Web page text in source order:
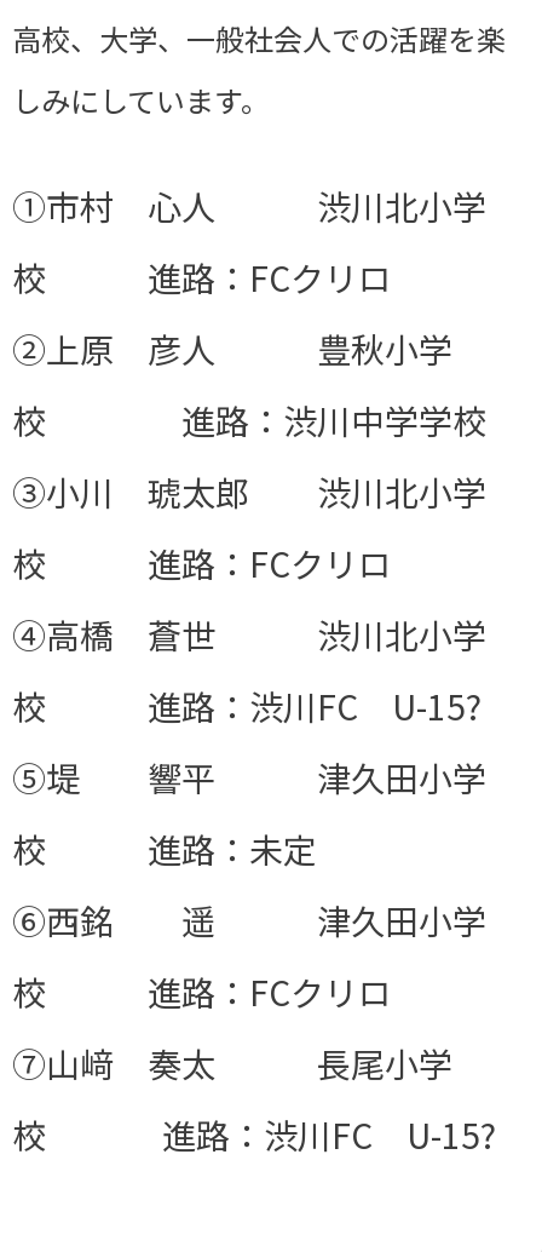
高校、大学、一般社会人での活躍を楽
しみにしています。
①市村 心人 渋川北小学
校 進路：FCクリロ
②上原 彦人 豊秋小学
校 進路：渋川中学学校
③小川 琥太郎 渋川北小学
校 進路：FCクリロ
④高橋 蒼世 渋川北小学
校 進路：渋川FC U-15?
⑤堤 響平 津久田小学
校 進路：未定
⑥西銘 遥 津久田小学
校 進路：FCクリロ
⑦山﨑 奏太 長尾小学
校 進路：渋川FC U-15?